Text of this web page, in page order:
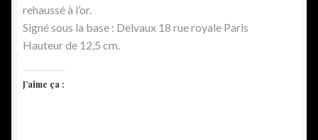
rehaussé à l’or.
Signé sous la base : Delvaux 18 rue royale Paris
Hauteur de 12,5 cm.
J’aime ça :